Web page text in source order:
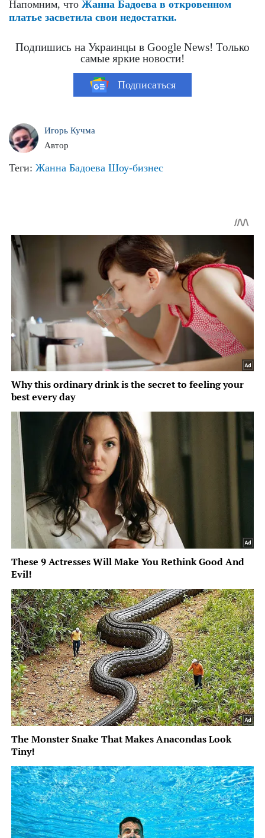
Напомним, что Жанна Бадоева в откровенном
платье засветила свои недостатки.
Подпишись на Украинцы в Google News! Только
самые яркие новости!
Подписаться
Игорь Кучма
Автор
Теги: Жанна Бадоева Шоу-бизнес